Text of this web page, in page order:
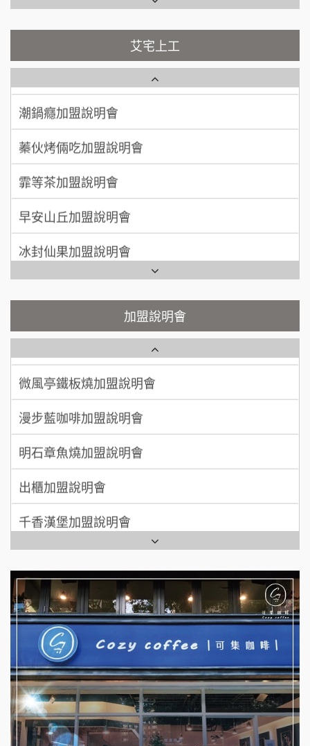
林 先生/小姐 屏東縣
加盟預算 100萬 ~ 200萬
吳 先生/小姐 屏東縣
加盟預算 100萬~200萬
周 先生/小姐
加盟預算
徐 先生/小姐
加盟預算 50萬~75萬
加盟預算 100萬~300萬
呂 先生/小姐 新竹市
顏 先生/小姐 台北市
加盟預算
廖 先生/小姐
加盟預算 200萬~300萬
艾宅上工
彭富貴加盟說明會
NU PASTA義大利麵加盟說明會
潮鍋癮加盟說明會
蓁伙烤倆吃加盟說明會
霏等茶加盟說明會
早安山丘加盟說明會
冰封仙果加盟說明會
Ramble Café 漫步藍咖啡加盟說明會
微風亭鐵板燒加盟說明會
【曉妍美妝】誠徵行政櫃檯
自助洗衣店誠徵代洗收送人員(台中市)
MUSHEN徵SPA美容芳療師
日十。早午食加盟說明會
拾鑶火鍋加盟說明會
全家加盟說明會
台灣G湯加盟說明會
彭富貴加盟說明會
NU PASTA義大利麵加盟說明會
潮鍋癮加盟說明會
蓁伙烤倆吃加盟說明會
加盟說明會
藍象廷泰式火鍋加盟說明會
日十。早午食加盟說明會
上宇林加盟說明會
莫尼早餐Morni加盟說明會
手作功夫茶加盟說明會
SHARE TEA歇腳亭加盟說明會
潮味決-湯滷專門店加盟說明會
鬍子茶加盟說明會
鮮茶道加盟說明會
微風亭鐵板燒加盟說明會
漫步藍咖啡加盟說明會
明石章魚燒加盟說明會
出櫃加盟說明會
千香漢堡加盟說明會
七盞茶加盟說明會
拉亞漢堡加盟說明會
杜芳子古味茶鋪加盟說明會
優握握×酸奶大獅加盟說明會
冬城門加盟說明會
拾鑶火鍋加盟說明會